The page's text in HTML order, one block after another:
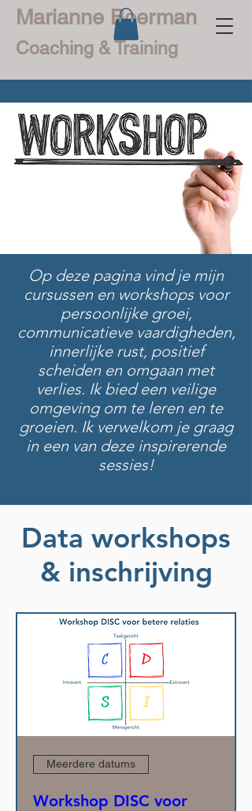
Marianne Boerman
Coaching & Training
Op deze pagina vind je mijn
cursussen en workshops voor
persoonlijke groei,
communicatieve vaardigheden,
innerlijke rust, positief
scheiden en omgaan met
verlies. Ik bied een veilige
omgeving om te leren en te
groeien. Ik verwelkom je graag
in een van deze inspirerende
sessies!
Data workshops
& inschrijving
Meerdere datums
Workshop DISC voor